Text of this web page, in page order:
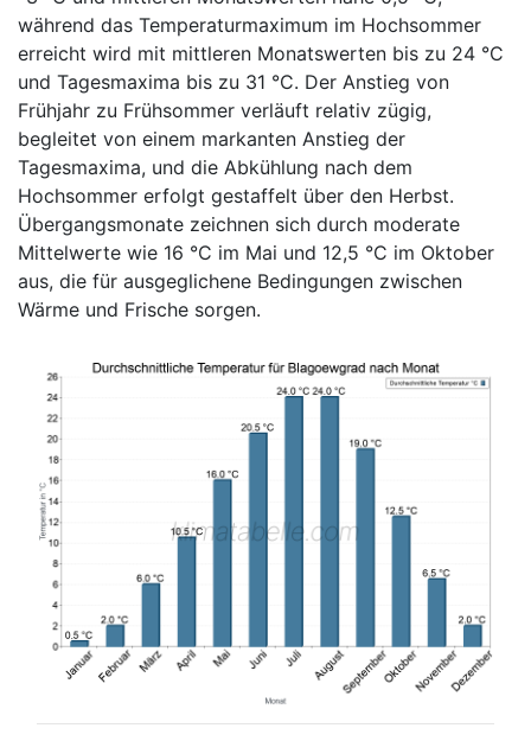
während das Temperaturmaximum im Hochsommer
erreicht wird mit mittleren Monatswerten bis zu 24 °C
und Tagesmaxima bis zu 31 °C. Der Anstieg von
Frühjahr zu Frühsommer verläuft relativ zügig,
begleitet von einem markanten Anstieg der
Tagesmaxima, und die Abkühlung nach dem
Hochsommer erfolgt gestaffelt über den Herbst.
Übergangsmonate zeichnen sich durch moderate
Mittelwerte wie 16 °C im Mai und 12,5 °C im Oktober
aus, die für ausgeglichene Bedingungen zwischen
Wärme und Frische sorgen.